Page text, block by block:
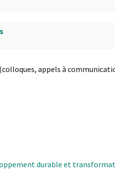
appels à
durable et